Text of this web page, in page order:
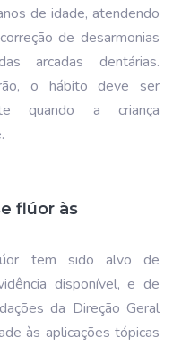
de idade, atendendo
de desarmonias
arcadas dentárias.
o hábito deve ser
quando a criança
flúor às
tem sido alvo de
disponível, e de
da Direção Geral
às aplicações tópicas